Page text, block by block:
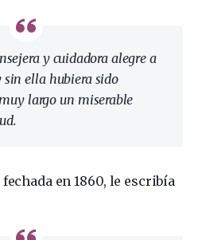
y cuidadora alegre a
sin ella hubiera sido
largo un miserable
en 1860, le escribía